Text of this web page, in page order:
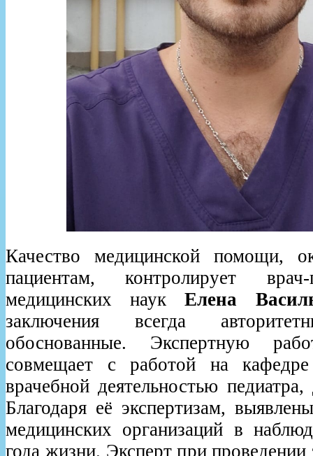
Качество медицинской помощи,
пациентам, контролирует врач-
медицинских наукЕлена
заключения всегда
обоснованные. Экспертную
совмещает с работой на
врачебной деятельностью педиатра,
Благодаря её экспертизам,
медицинских организаций в
года жизни. Эксперт при проведении